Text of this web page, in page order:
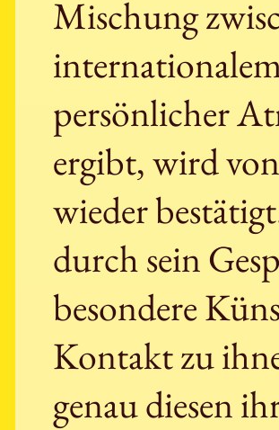
Mischung
persönlicher
ergibt, wird
wieder
durch sein
besondere
Kontakt zu
genau diesen